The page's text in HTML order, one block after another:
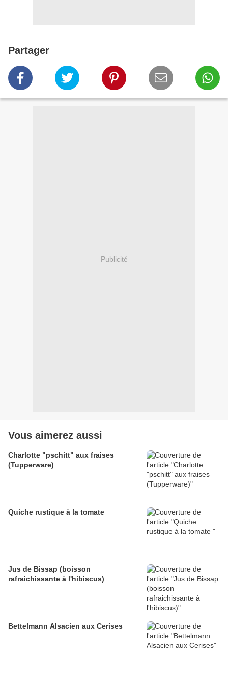
Partager
Publicité
Vous aimerez aussi
Charlotte "pschitt" aux fraises
(Tupperware)
Quiche rustique à la tomate
Jus de Bissap (boisson
rafraichissante à l'hibiscus)
Bettelmann Alsacien aux Cerises